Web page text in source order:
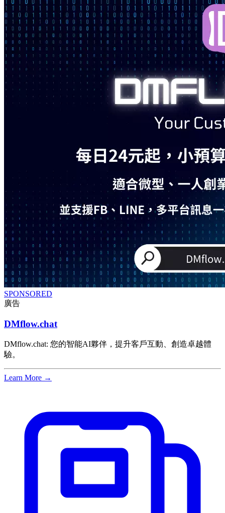
SPONSORED
廣告
DMflow.chat
DMflow.chat: 您的智能AI夥伴，提升客戶互動、創造卓越體
驗。
Learn More →